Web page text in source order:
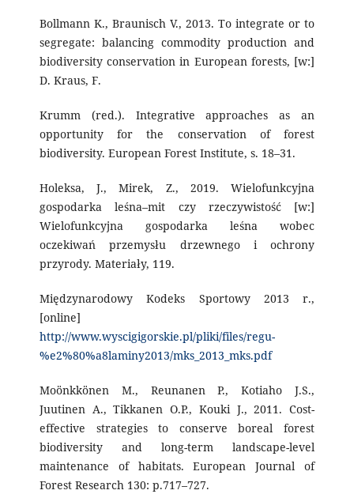
Bollmann K., Braunisch V., 2013. To integrate or to
segregate: balancing commodity production and
biodiversity conservation in European forests, [w:]
D. Kraus, F.
Krumm (red.). Integrative approaches as an
opportunity for the conservation of forest
biodiversity. European Forest Institute, s. 18–31.
Holeksa, J., Mirek, Z., 2019. Wielofunkcyjna
gospodarka leśna–mit czy rzeczywistość [w:]
Wielofunkcyjna gospodarka leśna wobec
oczekiwań przemysłu drzewnego i ochrony
przyrody. Materiały, 119.
Międzynarodowy Kodeks Sportowy 2013 r.,
[online]
http://www.wyscigigorskie.pl/pliki/files/regu-
%e2%80%a8laminy2013/mks_2013_mks.pdf
Moönkkönen M., Reunanen P., Kotiaho J.S.,
Juutinen A., Tikkanen O.P., Kouki J., 2011. Cost-
effective strategies to conserve boreal forest
biodiversity and long-term landscape-level
maintenance of habitats. European Journal of
Forest Research 130: p.717–727.